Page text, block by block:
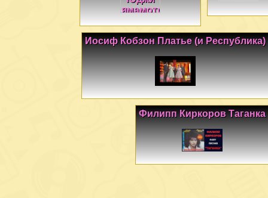
Иосиф Кобзон Платье (и Республика)
Филипп Киркоров Таганка